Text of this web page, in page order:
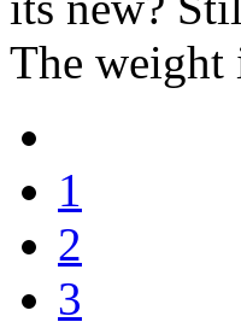
The weight
1
2
3